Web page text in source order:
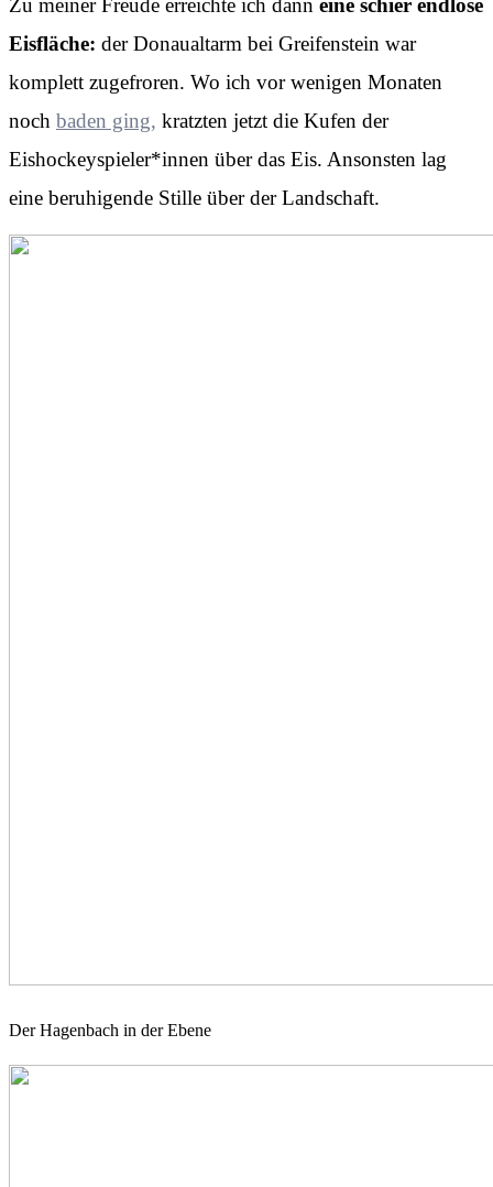
Eisfläche: der Donaualtarm bei Greifenstein war
komplett zugefroren. Wo ich vor wenigen Monaten
noch baden ging, kratzten jetzt die Kufen der
Eishockeyspieler*innen über das Eis. Ansonsten lag
eine beruhigende Stille über der Landschaft.
Der Hagenbach in der Ebene